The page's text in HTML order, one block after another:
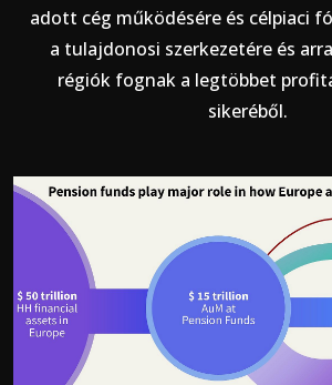
adott cég működésére és célpiaci
a tulajdonosi szerkezetére és
régiók fognak a legtöbbet
sikeréből.